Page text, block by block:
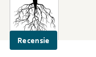
Recensie